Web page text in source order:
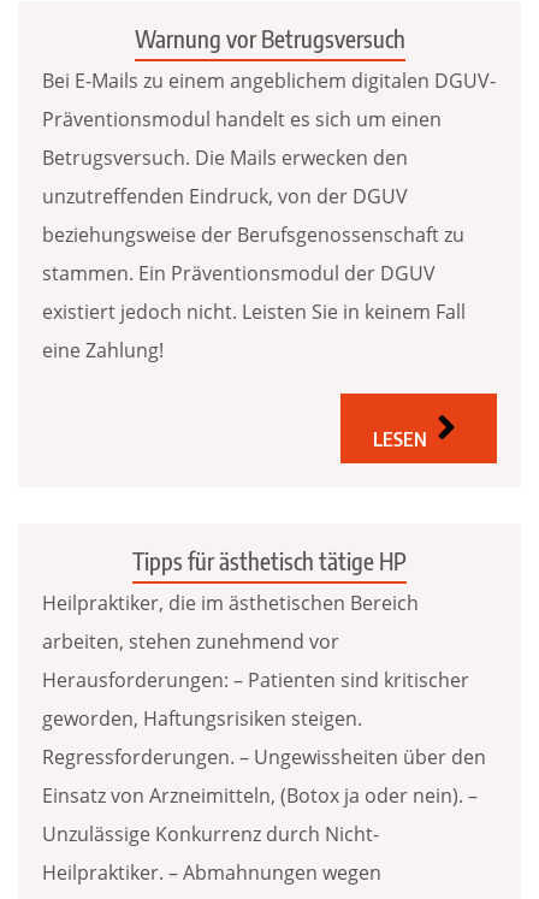
Warnung vor Betrugsversuch
Bei E-Mails zu einem angeblichem digitalen DGUV-
Präventionsmodul handelt es sich um einen
Betrugsversuch. Die Mails erwecken den
unzutreffenden Eindruck, von der DGUV
beziehungsweise der Berufsgenossenschaft zu
stammen. Ein Präventionsmodul der DGUV
existiert jedoch nicht. Leisten Sie in keinem Fall
eine Zahlung!
LESEN
Tipps für ästhetisch tätige HP
Heilpraktiker, die im ästhetischen Bereich
arbeiten, stehen zunehmend vor
Herausforderungen: – Patienten sind kritischer
geworden, Haftungsrisiken steigen.
Regressforderungen. – Ungewissheiten über den
Einsatz von Arzneimitteln, (Botox ja oder nein). –
Unzulässige Konkurrenz durch Nicht-
Heilpraktiker. – Abmahnungen wegen